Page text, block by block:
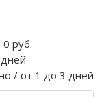
руб.
/ от 1 до 3 дней